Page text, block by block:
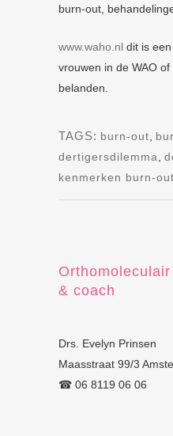
burn-out,
www.waho.nl dit is
vrouwen in de WAO
belanden.
TAGS: burn-out
dertigersdilemma
kenmerken burn-out
& coach
Drs. Evelyn Prinsen
Maasstraat 99/3
☎︎ 06 8119 06 06